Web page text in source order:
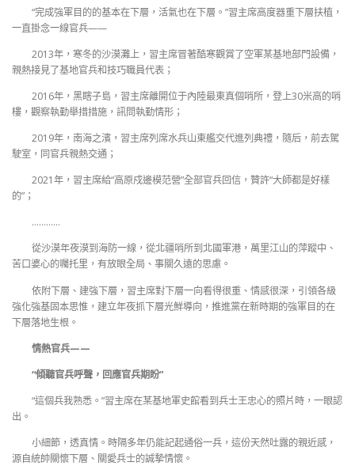
“完成強軍目的的基本在下層，活氣也在下層。”習主席高度器重下層扶植，
一直掛念一線官兵——
2013年，寒冬的沙漠灘上，習主席冒著酷寒觀賞了空軍某基地部門設備，
親熱接見了基地官兵和技巧職員代表；
2016年，黑瞎子島，習主席離開位于內陸最東真個哨所，登上30米高的哨
樓，觀察執勤舉措措施，訊問執勤情形；
2019年，南海之濱，習主席列席水兵山東艦交代進列典禮，隨后，前去駕
駛室，同官兵親熱交通；
2021年，習主席給“高原戍邊模范營”全部官兵回信，贊許“大師都是好樣
的”；
…………
從沙漠年夜漠到海防一線，從北疆哨所到北國軍港，萬里江山的萍蹤中、
苦口婆心的囑托里，有放眼全局、事關久遠的思慮。
依附下層、建強下層，習主席對下層一向看得很重、情感很深，引領各級
強化強基固本思惟，建立年夜抓下層光鮮導向，推進黨在新時期的強軍目的在
下層落地生根。
情熱官兵——
“傾聽官兵呼聲，回應官兵期盼”
“這個兵我熟悉。”習主席在某基地軍史館看到兵士王忠心的照片時，一眼認
出。
小細節，透真情。時隔多年仍能記起通俗一兵，這份天然吐露的親近感，
源自統帥關懷下層、關愛兵士的誠摯情懷。